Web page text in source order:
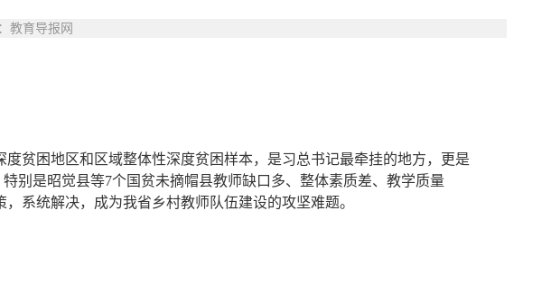
教育导报网
贫困地区和区域整体性深度贫困样本，是习总书记最牵挂的地方，更是
别是昭觉县等7个国贫未摘帽县教师缺口多、整体素质差、教学质量
系统解决，成为我省乡村教师队伍建设的攻坚难题。